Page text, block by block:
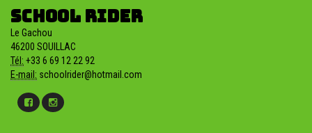
progression. Réservation possible.
SCHOOL RIDER
Le Gachou
46200 SOUILLAC
Tél: +33 6 69 12 22 92
E-mail: schoolrider@hotmail.com